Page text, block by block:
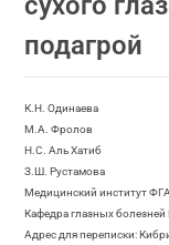
подагрой
К.Н. Одинаева
М.А. Фролов
Н.С. Аль Хатиб
З.Ш. Рустамова
Медицинский институт
Кафедра глазных
Адрес для переписки: